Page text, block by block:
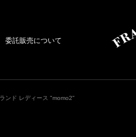
委託販売について
ンド レディース "momo2"